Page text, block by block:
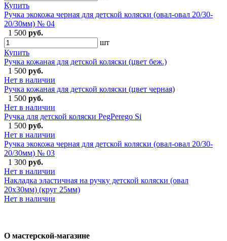
Купить
Ручка экокожа черная для детской коляски (овал-овал 20/30-
20/30мм) № 04
1 500 руб.
шт
Купить
Ручка кожаная для детской коляски (цвет беж.)
1 500 руб.
Нет в наличии
Ручка кожаная для детской коляски (цвет черная)
1 500 руб.
Нет в наличии
Ручка для детской коляски PegPerego Si
1 500 руб.
Нет в наличии
Ручка экокожа черная для детской коляски (овал-овал 20/30-
20/30мм) № 03
1 300 руб.
Нет в наличии
Накладка эластичная на ручку детской коляски (овал
20х30мм) (круг 25мм)
Нет в наличии
О мастерской-магазине